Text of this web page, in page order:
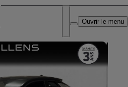
DEALER NAME
Ouvrir le menu